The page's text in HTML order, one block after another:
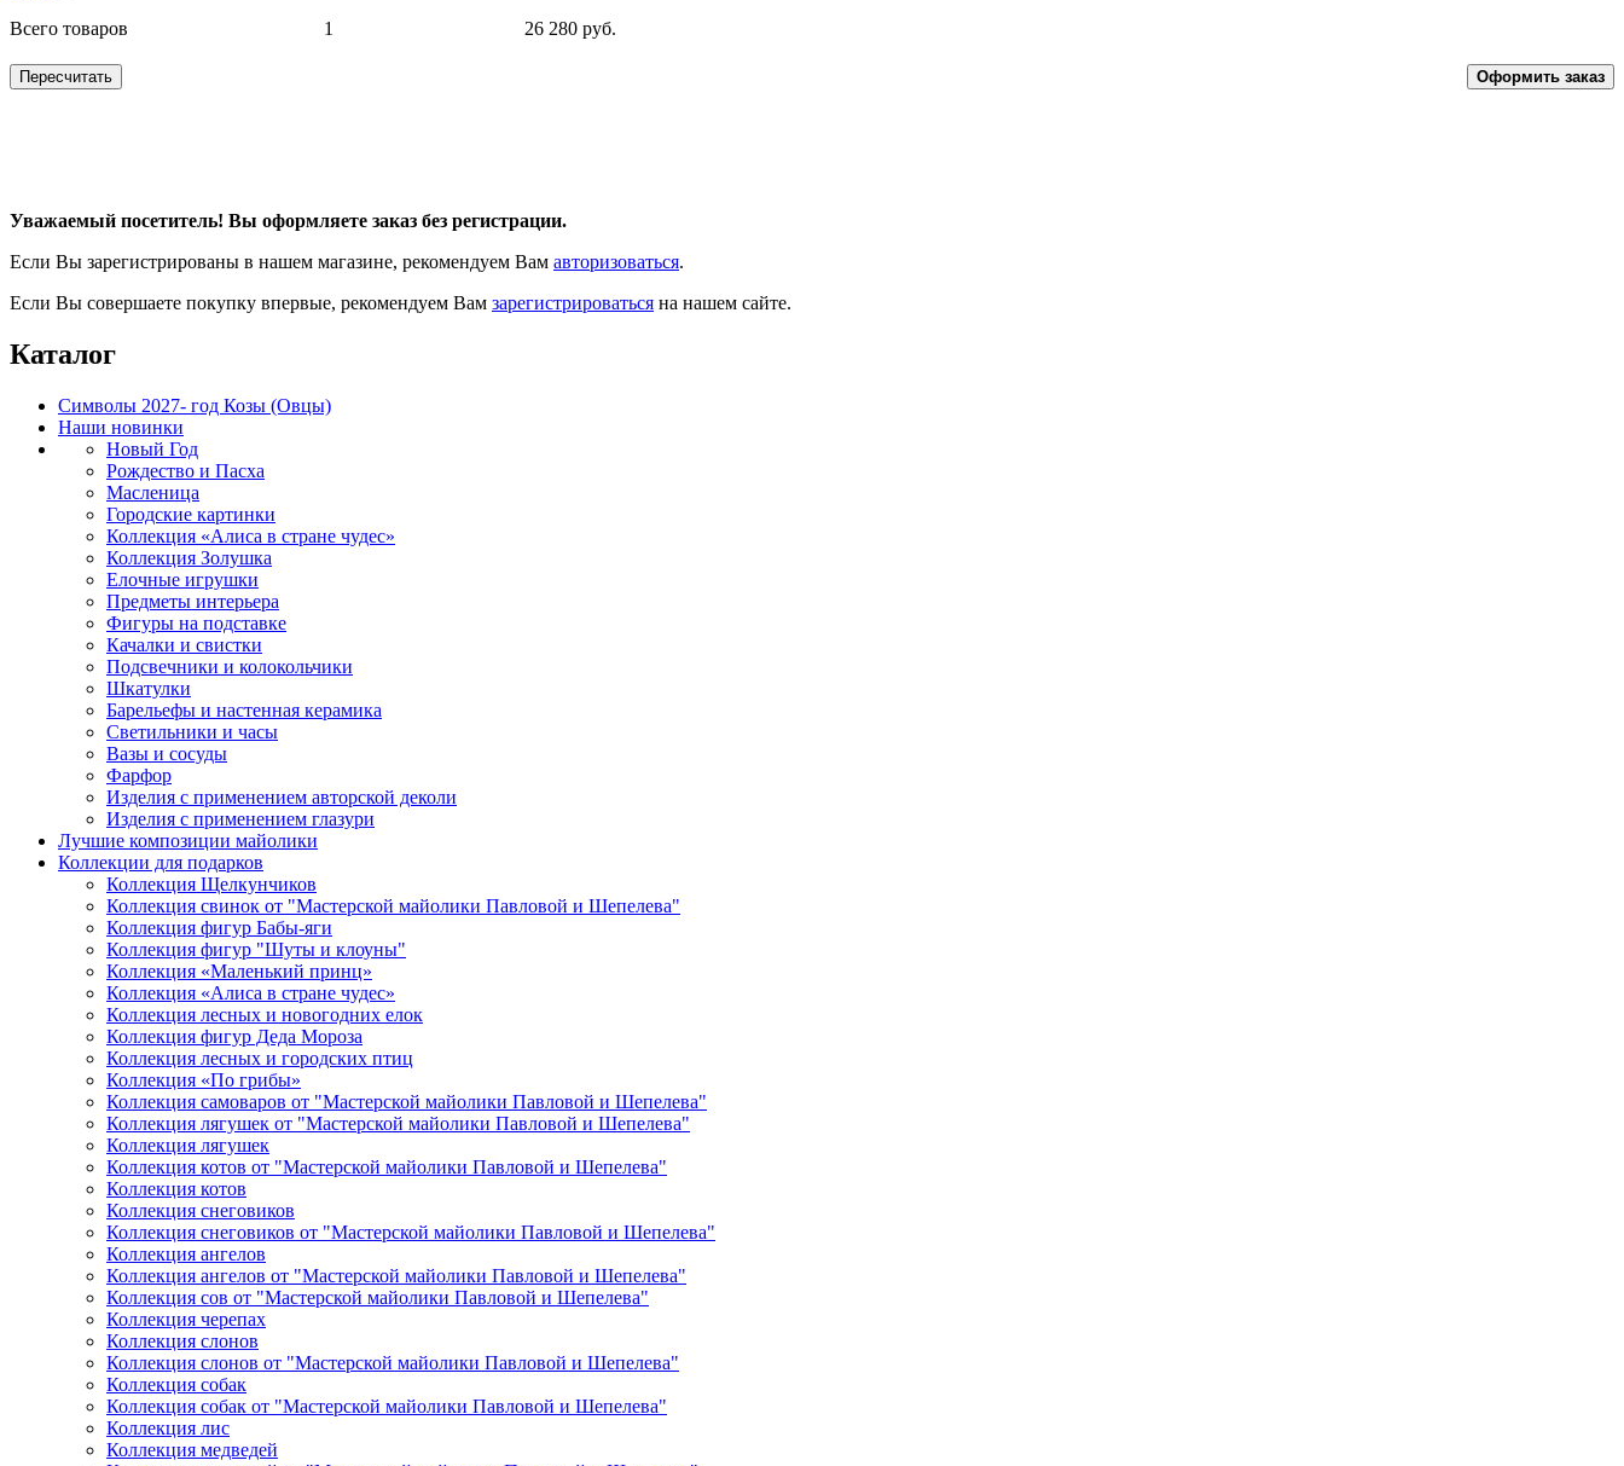
Всего товаров 1 26 280 руб.
Уважаемый посетитель! Вы оформляете заказ без регистрации.
Если Вы зарегистрированы в нашем магазине, рекомендуем Вам авторизоваться.
Если Вы совершаете покупку впервые, рекомендуем Вам зарегистрироваться на нашем сайте.
Каталог
Символы 2027- год Козы (Овцы)
Наши новинки
Новый Год
Рождество и Пасха
Масленица
Городские картинки
Коллекция «Алиса в стране чудес»
Коллекция Золушка
Елочные игрушки
Предметы интерьера
Фигуры на подставке
Качалки и свистки
Подсвечники и колокольчики
Шкатулки
Барельефы и настенная керамика
Светильники и часы
Вазы и сосуды
Фарфор
Изделия с применением авторской деколи
Изделия с применением глазури
Лучшие композиции майолики
Коллекции для подарков
Коллекция Щелкунчиков
Коллекция свинок от "Мастерской майолики Павловой и Шепелева"
Коллекция фигур Бабы-яги
Коллекция фигур "Шуты и клоуны"
Коллекция «Маленький принц»
Коллекция «Алиса в стране чудес»
Коллекция лесных и новогодних елок
Коллекция фигур Деда Мороза
Коллекция лесных и городских птиц
Коллекция «По грибы»
Коллекция самоваров от "Мастерской майолики Павловой и Шепелева"
Коллекция лягушек от "Мастерской майолики Павловой и Шепелева"
Коллекция лягушек
Коллекция котов от "Мастерской майолики Павловой и Шепелева"
Коллекция котов
Коллекция снеговиков
Коллекция снеговиков от "Мастерской майолики Павловой и Шепелева"
Коллекция ангелов
Коллекция ангелов от "Мастерской майолики Павловой и Шепелева"
Коллекция сов от "Мастерской майолики Павловой и Шепелева"
Коллекция черепах
Коллекция слонов
Коллекция слонов от "Мастерской майолики Павловой и Шепелева"
Коллекция собак
Коллекция собак от "Мастерской майолики Павловой и Шепелева"
Коллекция лис
Коллекция медведей